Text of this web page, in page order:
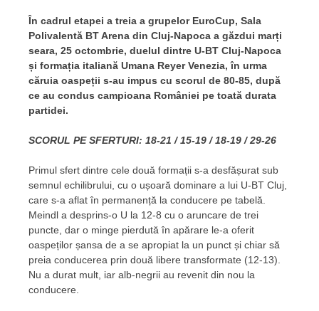
În cadrul etapei a treia a grupelor EuroCup, Sala
Polivalentă BT Arena din Cluj-Napoca a găzdui marți
seara, 25 octombrie, duelul dintre U-BT Cluj-Napoca
și formația italiană Umana Reyer Venezia, în urma
căruia oaspeții s-au impus cu scorul de 80-85, după
ce au condus campioana României pe toată durata
partidei.
SCORUL PE SFERTURI: 18-21 / 15-19 / 18-19 / 29-26
Primul sfert dintre cele două formații s-a desfășurat sub
semnul echilibrului, cu o ușoară dominare a lui U-BT Cluj,
care s-a aflat în permanență la conducere pe tabelă.
Meindl a desprins-o U la 12-8 cu o aruncare de trei
puncte, dar o minge pierdută în apărare le-a oferit
oaspeților șansa de a se apropiat la un punct și chiar să
preia conducerea prin două libere transformate (12-13).
Nu a durat mult, iar alb-negrii au revenit din nou la
conducere.